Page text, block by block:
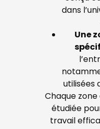
dans
Une
utilisées
Chaque
étudiée
travail